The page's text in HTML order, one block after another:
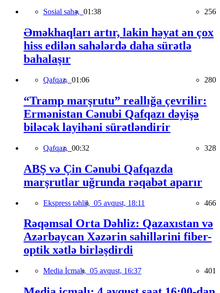
Sosial sahə, 01:38 256
Əməkhaqları artır, lakin həyat ən çox
hiss edilən sahələrdə daha sürətlə
bahalaşır
Qafqaz, 01:06 280
“Tramp marşrutu” reallığa çevrilir:
Ermənistan Cənubi Qafqazı dəyişə
biləcək layihəni sürətləndirir
Qafqaz, 00:32 328
ABŞ və Çin Cənubi Qafqazda
marşrutlar uğrunda rəqabət aparır
Ekspress təhlil, 05 avqust, 18:11 466
Rəqəmsal Orta Dəhliz: Qazaxıstan və
Azərbaycan Xəzərin sahillərini fiber-
optik xətlə birləşdirdi
Media İcmalı, 05 avqust, 16:37 401